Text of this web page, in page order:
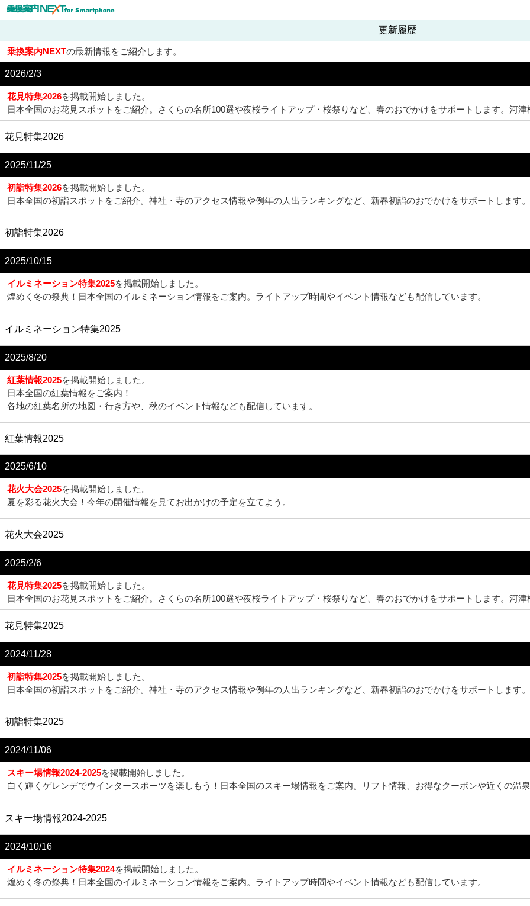
更新履歴
乗換案内NEXTの最新情報をご紹介します。
2026/2/3
花見特集2026を掲載開始しました。
日本全国のお花見スポットをご紹介。さくらの名所100選や夜桜ライトアップ・桜祭りなど、春のおでかけをサポートします。河津
花見特集2026
2025/11/25
初詣特集2026を掲載開始しました。
日本全国の初詣スポットをご紹介。神社・寺のアクセス情報や例年の人出ランキングなど、新春初詣のおでかけをサポートします。
初詣特集2026
2025/10/15
イルミネーション特集2025を掲載開始しました。
煌めく冬の祭典！日本全国のイルミネーション情報をご案内。ライトアップ時間やイベント情報なども配信しています。
イルミネーション特集2025
2025/8/20
紅葉情報2025を掲載開始しました。
日本全国の紅葉情報をご案内！
各地の紅葉名所の地図・行き方や、秋のイベント情報なども配信しています。
紅葉情報2025
2025/6/10
花火大会2025を掲載開始しました。
夏を彩る花火大会！今年の開催情報を見てお出かけの予定を立てよう。
花火大会2025
2025/2/6
花見特集2025を掲載開始しました。
日本全国のお花見スポットをご紹介。さくらの名所100選や夜桜ライトアップ・桜祭りなど、春のおでかけをサポートします。河津
花見特集2025
2024/11/28
初詣特集2025を掲載開始しました。
日本全国の初詣スポットをご紹介。神社・寺のアクセス情報や例年の人出ランキングなど、新春初詣のおでかけをサポートします。
初詣特集2025
2024/11/06
スキー場情報2024-2025を掲載開始しました。
白く輝くゲレンデでウインタースポーツを楽しもう！日本全国のスキー場情報をご案内。リフト情報、お得なクーポンや近くの温
スキー場情報2024-2025
2024/10/16
イルミネーション特集2024を掲載開始しました。
煌めく冬の祭典！日本全国のイルミネーション情報をご案内。ライトアップ時間やイベント情報なども配信しています。